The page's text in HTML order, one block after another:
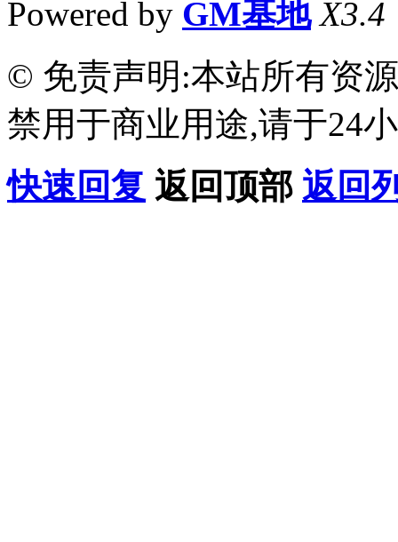
Powered by GM基地 X3.4
© 免责声明:本站所有资
禁用于商业用途,请于24
快速回复 返回顶部 返回